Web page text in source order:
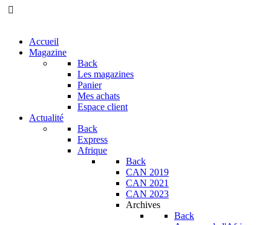
Accueil
Magazine
Back
Les magazines
Panier
Mes achats
Espace client
Actualité
Back
Express
Afrique
Back
CAN 2019
CAN 2021
CAN 2023
Archives
Back